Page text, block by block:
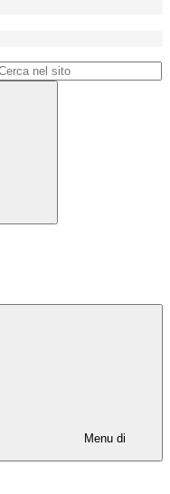
Menu di